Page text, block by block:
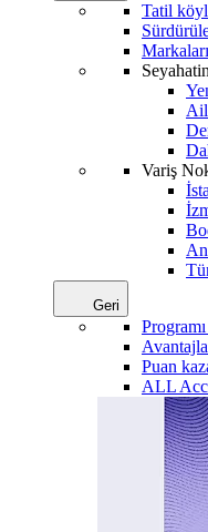
Tatil
Variş
Geri
Puan
ALL